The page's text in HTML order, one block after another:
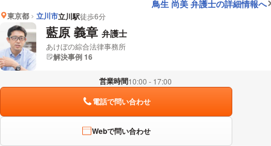
鳥生 尚美 弁護士の詳細情報へ
東京都 立川市立川駅徒歩6分
藍原 義章 弁護士
あけぼの綜合法律事務所
解決事例 16
営業時間10:00 - 17:00
電話で問い合わせ
Webで問い合わせ